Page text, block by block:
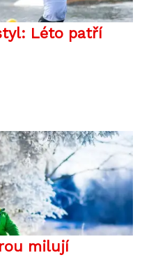
Léto patří
milují